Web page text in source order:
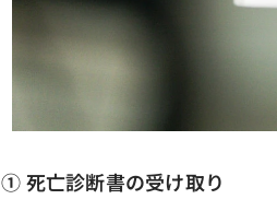
① 死亡診断書の受け取り